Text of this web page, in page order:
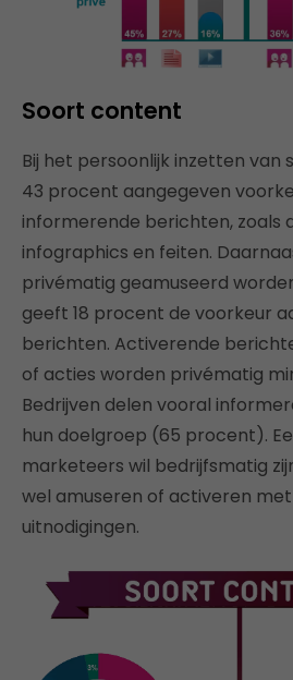
Soort content
Bij het persoonlijk inzetten van
43 procent aangegeven
informerende berichten, zoals
infographics en feiten.
privématig geamuseerd
geeft 18 procent de voorkeur
berichten. Activerende
of acties worden privématig
Bedrijven delen vooral
hun doelgroep (65 procent).
marketeers wil bedrijfsmatig
wel amuseren of activeren
uitnodigingen.